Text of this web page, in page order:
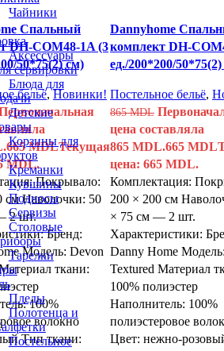
Чайники
Аксессуары
сервировки
Блюда для
Детские
Корзины для
Креманки
Кувшины
Подносы
Сервизы
Столовые
Тарелки
Пледы
Полотенца и
Постельное
Спальный
DH-COM48-1A (3
50*75(2) см)
бельё, Новинки!
665MDLТекущая
MDL.
Покрывало:
см Наволочки: 50
2 шт.
Бренд:
Модель: Devon
ткани:
100%
волокно
Тип ткани:
Dannyhome
комплект DH-
ед./200*200/
Постельное бельё,
865MDL
цена составляла
865 MDL.665 MDL
цена: 665 MDL.
Комплектация:
200 × 200 см
× 75 см — 2 шт.
Характеристики:
Danny Home
Textured Материал
100% полиэстер
Наполнитель: 100%
полиэстеровое
Цвет: нежно-